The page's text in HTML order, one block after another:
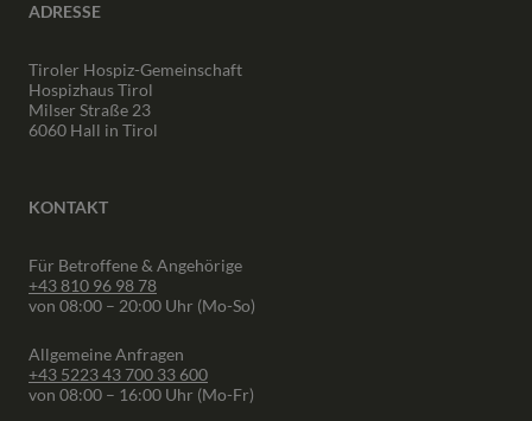
ADRESSE
Tiroler Hospiz-Gemeinschaft
Hospizhaus Tirol
Milser Straße 23
6060 Hall in Tirol
KONTAKT
Für Betroffene & Angehörige
+43 810 96 98 78
von 08:00 – 20:00 Uhr (Mo-So)
Allgemeine Anfragen
+43 5223 43 700 33 600
von 08:00 – 16:00 Uhr (Mo-Fr)